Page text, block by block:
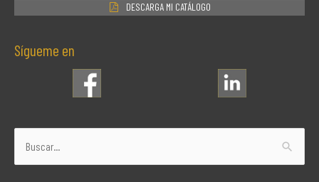
DESCARGA MI CATÁLOGO
Sígueme en
Buscar
por: